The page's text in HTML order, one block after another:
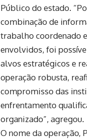
Público do estado.
combinação de
trabalho coordenado
envolvidos, foi
alvos estratégicos e
operação robusta,
compromisso das
enfrentamento
organizado”, agregou.
O nome da operação,